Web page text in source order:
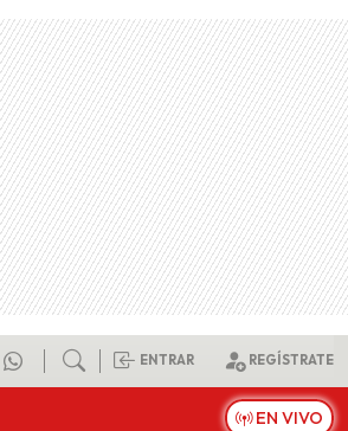
ENTRAR REGÍSTRATE
EN VIVO